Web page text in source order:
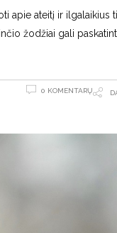
apie ateitį ir ilgalaikius
žodžiai gali
0 KOMENTARŲ